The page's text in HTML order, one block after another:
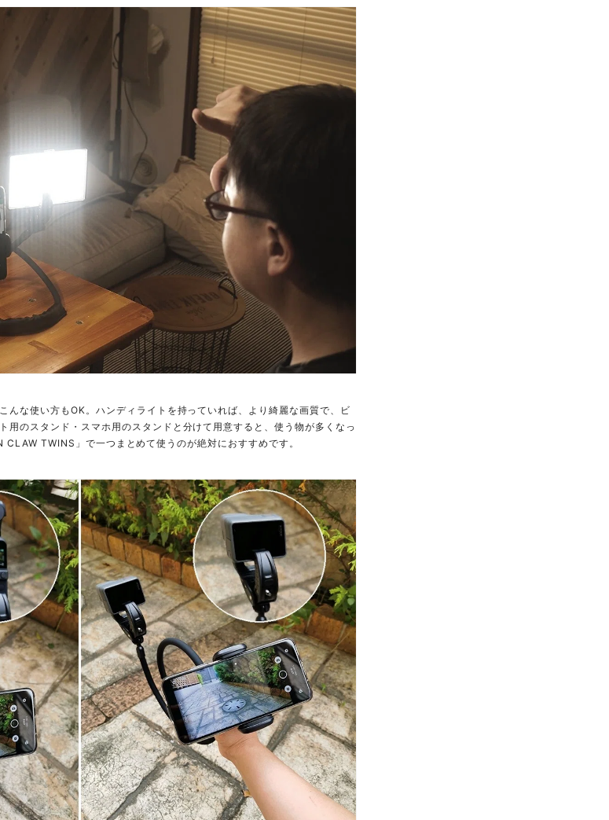
んな使い方もOK。ハンディライトを持っていれば、より綺麗な画質で、ビ
用のスタンド・スマホ用のスタンドと分けて用意すると、使う物が多くなっ
TWINS」で一つまとめて使うのが絶対におすすめです。